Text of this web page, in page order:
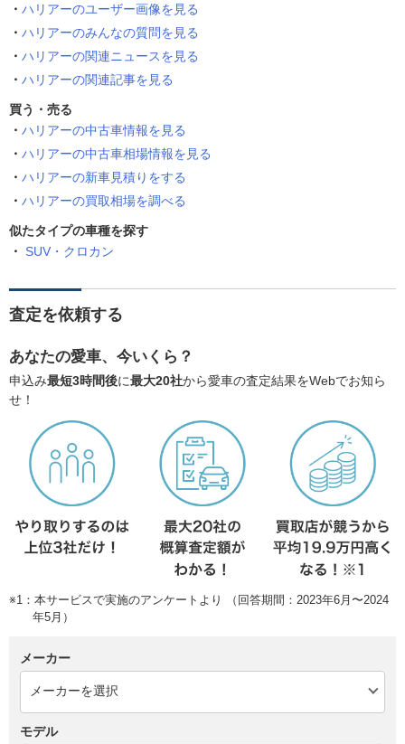
ハリアーのユーザー画像を見る
ハリアーのみんなの質問を見る
ハリアーの関連ニュースを見る
ハリアーの関連記事を見る
買う・売る
ハリアーの中古車情報を見る
ハリアーの中古車相場情報を見る
ハリアーの新車見積りをする
ハリアーの買取相場を調べる
似たタイプの車種を探す
SUV・クロカン
査定を依頼する
あなたの愛車、今いくら？
申込み最短3時間後に最大20社から愛車の査定結果をWebでお知ら
せ！
※1：本サービスで実施のアンケートより （回答期間：2023年6月〜2024
年5月）
メーカー
モデル